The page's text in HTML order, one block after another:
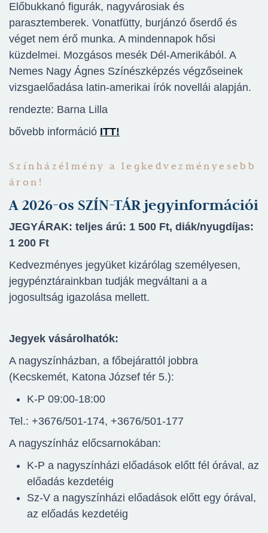
Előbukkanó figurák, nagyvárosiak és
parasztemberek. Vonatfütty, burjánzó őserdő és
véget nem érő munka. A mindennapok hősi
küzdelmei. Mozgásos mesék Dél-Amerikából. A
Nemes Nagy Ágnes Színészképzés végzőseinek
vizsgaelőadása latin-amerikai írók novellái alapján.
rendezte: Barna Lilla
bővebb információ ITT!
Színházélmény a legkedvezményesebb
áron!
A 2026-os SZÍN-TÁR jegyinformációi
JEGYÁRAK: teljes árú: 1 500 Ft, diák/nyugdíjas:
1 200 Ft
Kedvezményes jegyüket kizárólag személyesen,
jegypénztárainkban tudják megváltani a a
jogosultság igazolása mellett.
Jegyek vásárolhatók:
A nagyszínházban, a főbejárattól jobbra
(Kecskemét, Katona József tér 5.):
K-P 09:00-18:00
Tel.: +3676/501-174, +3676/501-177
A nagyszínház előcsarnokában:
K-P a nagyszínházi előadások előtt fél órával, az
előadás kezdetéig
Sz-V a nagyszínházi előadások előtt egy órával,
az előadás kezdetéig